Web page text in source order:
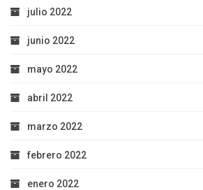
julio 2022
junio 2022
mayo 2022
abril 2022
marzo 2022
febrero 2022
enero 2022